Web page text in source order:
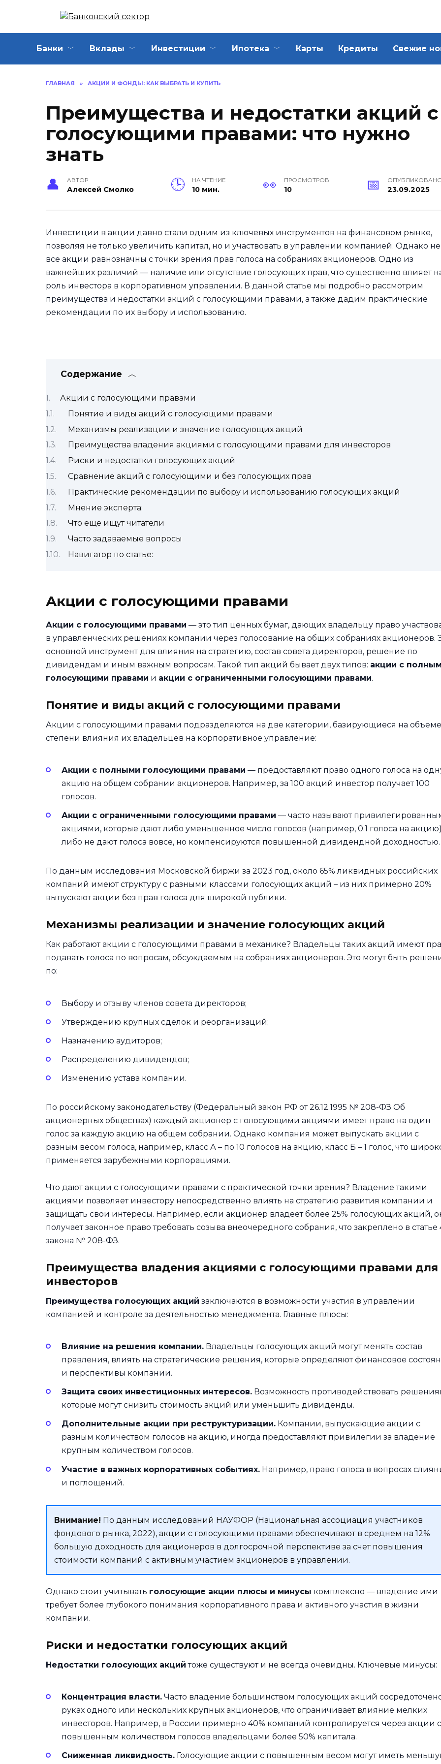
Банки Вклады Инвестиции Ипотека Карты Кредиты Свежие
ГЛАВНАЯ » АКЦИИ И ФОНДЫ: КАК ВЫБРАТЬ И КУПИТЬ
Преимущества и недостатки акций с
голосующими правами: что нужно
знать
АВТОР
Алексей Смолко
НА ЧТЕНИЕ
10 мин.
ПРОСМОТРОВ
10 23.09.2025
Инвестиции в акции давно стали одним из ключевых инструментов на финансовом рынке,
позволяя не только увеличить капитал, но и участвовать в управлении компанией. Однако не
все акции равнозначны с точки зрения прав голоса на собраниях акционеров. Одно из
важнейших различий — наличие или отсутствие голосующих прав, что существенно влияет
роль инвестора в корпоративном управлении. В данной статье мы подробно рассмотрим
преимущества и недостатки акций с голосующими правами, а также дадим практические
рекомендации по их выбору и использованию.
Содержание
Акции с голосующими правами
Понятие и виды акций с голосующими правами
Механизмы реализации и значение голосующих акций
Преимущества владения акциями с голосующими правами для инвесторов
Риски и недостатки голосующих акций
Сравнение акций с голосующими и без голосующих прав
Практические рекомендации по выбору и использованию голосующих акций
Мнение эксперта:
Что еще ищут читатели
Часто задаваемые вопросы
Навигатор по статье:
Акции с голосующими правами
Акции с голосующими правами — это тип ценных бумаг, дающих владельцу право
в управленческих решениях компании через голосование на общих собраниях акционеров.
основной инструмент для влияния на стратегию, состав совета директоров, решение по
дивидендам и иным важным вопросам. Такой тип акций бывает двух типов: акции с
голосующими правами и акции с ограниченными голосующими правами.
Понятие и виды акций с голосующими правами
Акции с голосующими правами подразделяются на две категории, базирующиеся на
степени влияния их владельцев на корпоративное управление:
Акции с полными голосующими правами — предоставляют право одного голоса на
акцию на общем собрании акционеров. Например, за 100 акций инвестор получает 100
голосов.
Акции с ограниченными голосующими правами — часто называют
акциями, которые дают либо уменьшенное число голосов (например, 0.1 голоса на
либо не дают голоса вовсе, но компенсируются повышенной дивидендной доходностью.
По данным исследования Московской биржи за 2023 год, около 65% ликвидных российских
компаний имеют структуру с разными классами голосующих акций – из них примерно 20%
выпускают акции без прав голоса для широкой публики.
Механизмы реализации и значение голосующих акций
Как работают акции с голосующими правами в механике? Владельцы таких акций имеют
подавать голоса по вопросам, обсуждаемым на собраниях акционеров. Это могут быть
по:
Выбору и отзыву членов совета директоров;
Утверждению крупных сделок и реорганизаций;
Назначению аудиторов;
Распределению дивидендов;
Изменению устава компании.
По российскому законодательству (Федеральный закон РФ от 26.12.1995 № 208-ФЗ Об
акционерных обществах) каждый акционер с голосующими акциями имеет право на один
голос за каждую акцию на общем собрании. Однако компания может выпускать акции с
разным весом голоса, например, класс А – по 10 голосов на акцию, класс Б – 1 голос, что
применяется зарубежными корпорациями.
Что дают акции с голосующими правами с практической точки зрения? Владение такими
акциями позволяет инвестору непосредственно влиять на стратегию развития компании и
защищать свои интересы. Например, если акционер владеет более 25% голосующих акций,
получает законное право требовать созыва внеочередного собрания, что закреплено в статье
закона № 208-ФЗ.
Преимущества владения акциями с голосующими правами для
инвесторов
Преимущества голосующих акций заключаются в возможности участия в управлении
компанией и контроле за деятельностью менеджмента. Главные плюсы:
Влияние на решения компании. Владельцы голосующих акций могут менять состав
правления, влиять на стратегические решения, которые определяют финансовое
и перспективы компании.
Защита своих инвестиционных интересов. Возможность противодействовать
которые могут снизить стоимость акций или уменьшить дивиденды.
Дополнительные акции при реструктуризации. Компании, выпускающие акции с
разным количеством голосов на акцию, иногда предоставляют привилегии за владение
крупным количеством голосов.
Участие в важных корпоративных событиях. Например, право голоса в вопросах
и поглощений.
Внимание! По данным исследований НАУФОР (Национальная ассоциация участников
фондового рынка, 2022), акции с голосующими правами обеспечивают в среднем на 12%
большую доходность для акционеров в долгосрочной перспективе за счет повышения
стоимости компаний с активным участием акционеров в управлении.
Однако стоит учитывать голосующие акции плюсы и минусы комплексно — владение ими
требует более глубокого понимания корпоративного права и активного участия в жизни
компании.
Риски и недостатки голосующих акций
Недостатки голосующих акций тоже существуют и не всегда очевидны. Ключевые минусы:
Концентрация власти. Часто владение большинством голосующих акций
руках одного или нескольких крупных акционеров, что ограничивает влияние мелких
инвесторов. Например, в России примерно 40% компаний контролируется через акции с
повышенным количеством голосов владельцами более 50% капитала.
Сниженная ликвидность. Голосующие акции с повышенным весом могут иметь